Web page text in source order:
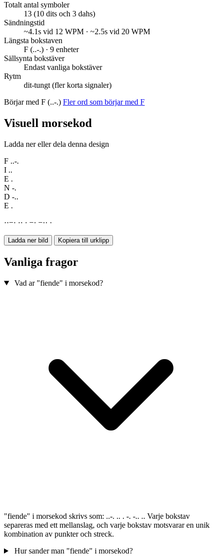
Totalt antal symboler
13 (10 dits och 3 dahs)
Sändningstid
~4.1s vid 12 WPM · ~2.5s vid 20 WPM
Längsta bokstaven
F (..-.) · 9 enheter
Sällsynta bokstäver
Endast vanliga bokstäver
Rytm
dit-tungt (fler korta signaler)
Börjar med F (..-.) Fler ord som börjar med F
Visuell morsekod
Ladda ner eller dela denna design
F ..-.
I ..
E .
N -.
D -..
E .
··−· ·· · −· −·· ·
Ladda ner bild Kopiera till urklipp
Vanliga fragor
Vad ar "fiende" i morsekod?
"fiende" i morsekod skrivs som: ..-. .. . -. -.. .. Varje bokstav
separeras med ett mellanslag, och varje bokstav motsvarar en unik
kombination av punkter och streck.
Hur sander man "fiende" i morsekod?